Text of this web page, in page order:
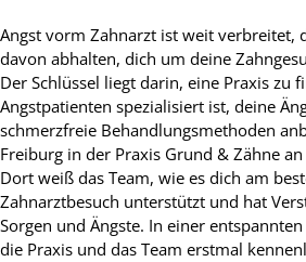
Angst vorm Zahnarzt ist weit verbreitet,
davon abhalten, dich um deine
Der Schlüssel liegt darin, eine Praxis zu
Angstpatienten spezialisiert ist, deine
schmerzfreie Behandlungsmethoden
Freiburg in der Praxis Grund & Zähne
Dort weiß das Team, wie es dich am
Zahnarztbesuch unterstützt und hat
Sorgen und Ängste. In einer
die Praxis und das Team erstmal